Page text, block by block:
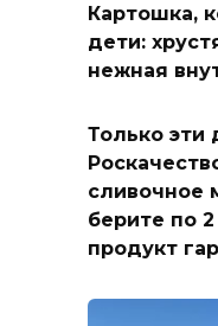
Картошка,
дети:
нежная
Только эти
сливочное
берите по
продукт